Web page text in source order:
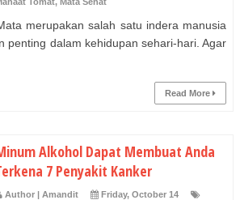
merupakan salah satu indera manusia
penting dalam kehidupan sehari-hari. Agar
Read More
Alkohol Dapat Membuat Anda
7 Penyakit Kanker
Author | Amandit
Friday, October 14